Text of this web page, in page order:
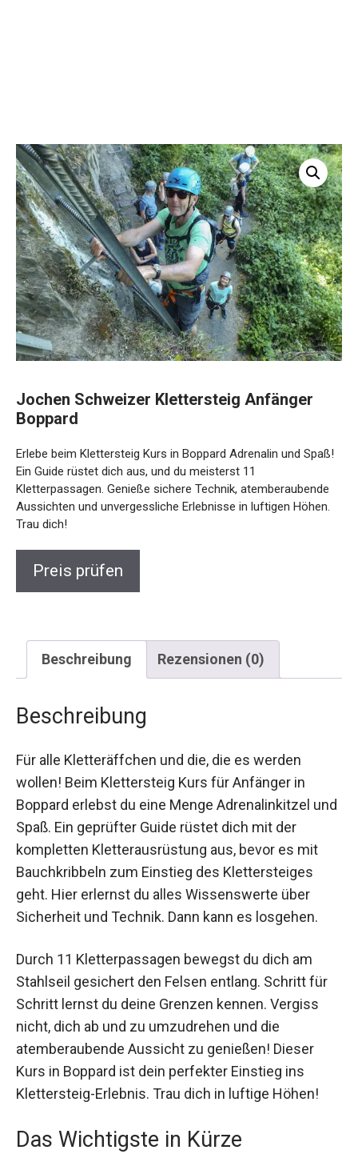
Jochen Schweizer Klettersteig Anfänger
Boppard
Erlebe beim Klettersteig Kurs in Boppard Adrenalin und
Spaß! Ein Guide rüstet dich aus, und du meisterst 11
Kletterpassagen. Genieße sichere Technik, atemberaubende
Aussichten und unvergessliche Erlebnisse in luftigen Höhen.
Trau dich!
Preis prüfen
Beschreibung Rezensionen (0)
Beschreibung
Für alle Kletteräffchen und die, die es werden
wollen! Beim Klettersteig Kurs für Anfänger in
Boppard erlebst du eine Menge Adrenalinkitzel
und Spaß. Ein geprüfter Guide rüstet dich mit der
kompletten Kletterausrüstung aus, bevor es mit
Bauchkribbeln zum Einstieg des Klettersteiges
geht. Hier erlernst du alles Wissenswerte über
Sicherheit und Technik. Dann kann es losgehen.
Durch 11 Kletterpassagen bewegst du dich am
Stahlseil gesichert den Felsen entlang. Schritt für
Schritt lernst du deine Grenzen kennen. Vergiss
nicht, dich ab und zu umzudrehen und die
atemberaubende Aussicht zu genießen! Dieser
Kurs in Boppard ist dein perfekter Einstieg ins
Klettersteig-Erlebnis. Trau dich in luftige Höhen!
Das Wichtigste in Kürze